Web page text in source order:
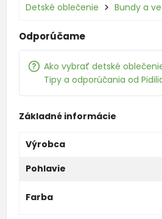
Detské oblečenie Bundy a
Odporúčame
Ako vybrať detské
Tipy a odporúčania od
Základné informácie
Výrobca
Pohlavie
Farba